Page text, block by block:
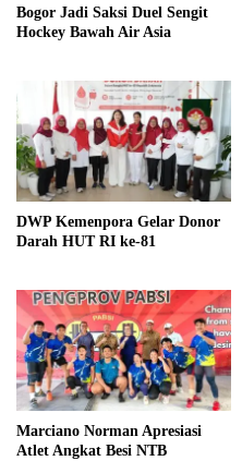
Bogor Jadi Saksi Duel Sengit
Hockey Bawah Air Asia
DWP Kemenpora Gelar Donor
Darah HUT RI ke-81
Marciano Norman Apresiasi
Atlet Angkat Besi NTB